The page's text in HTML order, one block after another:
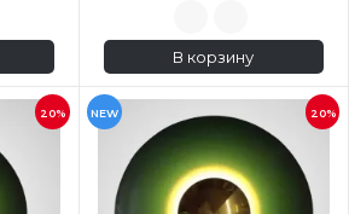
В корзину
20% NEW 20%